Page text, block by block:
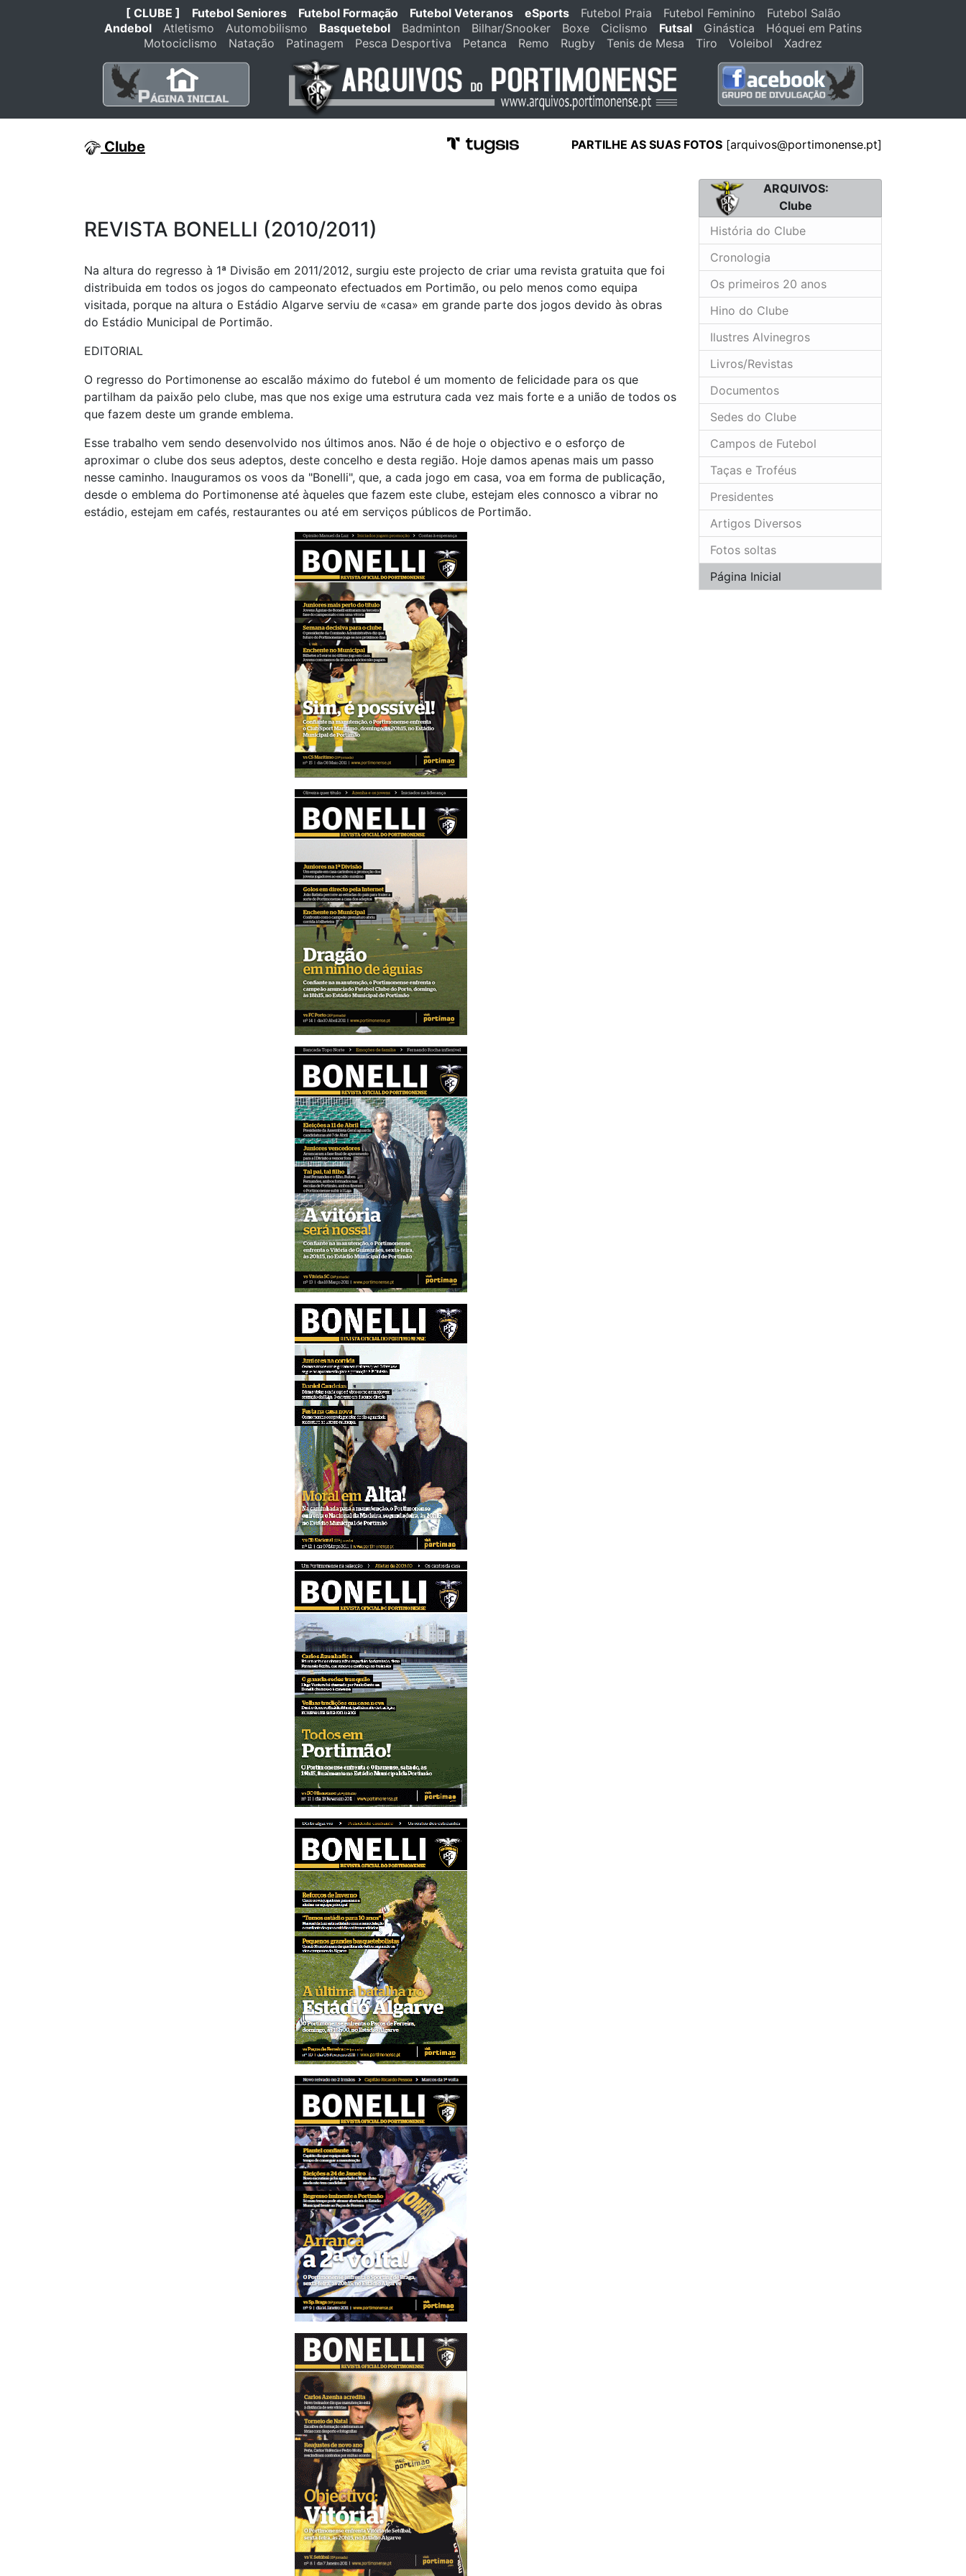
[ CLUBE ] Futebol Seniores Futebol Formação Futebol Veteranos eSports Futebol Praia Futebol Feminino
Futebol Salão
Andebol
Atletismo Automobilismo Basquetebol Badminton Bilhar/Snooker Boxe Ciclismo Futsal Ginástica
Hóquei em Patins
Motociclismo
Natação Patinagem Pesca Desportiva Petanca Remo Rugby Tenis de Mesa Tiro Voleibol Xadrez
Clube PARTILHE AS SUAS FOTOS [arquivos@portimonense.pt]
REVISTA BONELLI (2010/2011)
Na altura do regresso à 1ª Divisão em 2011/2012, surgiu este projecto de criar uma revista gratuita que foi
distribuida em todos os jogos do campeonato efectuados em Portimão, ou pelo menos como equipa
visitada, porque na altura o Estádio Algarve serviu de «casa» em grande parte dos jogos devido às obras
do Estádio Municipal de Portimão.
EDITORIAL
O regresso do Portimonense ao escalão máximo do futebol é um momento de felicidade para os que
partilham da paixão pelo clube, mas que nos exige uma estrutura cada vez mais forte e a união de todos os
que fazem deste um grande emblema.
Esse trabalho vem sendo desenvolvido nos últimos anos. Não é de hoje o objectivo e o esforço de
aproximar o clube dos seus adeptos, deste concelho e desta região. Hoje damos apenas mais um passo
nesse caminho. Inauguramos os voos da "Bonelli", que, a cada jogo em casa, voa em forma de publicação,
desde o emblema do Portimonense até àqueles que fazem este clube, estejam eles connosco a vibrar no
estádio, estejam em cafés, restaurantes ou até em serviços públicos de Portimão.
ARQUIVOS:
Clube
História do Clube
Cronologia
Os primeiros 20 anos
Hino do Clube
Ilustres Alvinegros
Livros/Revistas
Documentos
Sedes do Clube
Campos de Futebol
Taças e Troféus
Presidentes
Artigos Diversos
Fotos soltas
Página Inicial